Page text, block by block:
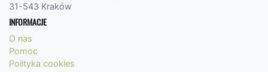
31-543 Kraków
INFORMACJE
O nas
Pomoc
Polityka cookies